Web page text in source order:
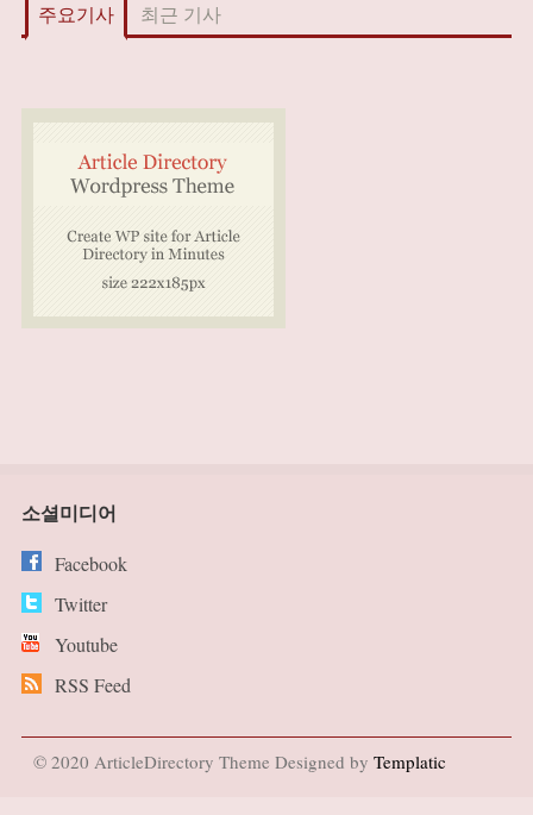
주요기사 최근 기사
소셜미디어
Facebook
Twitter
Youtube
RSS Feed
© 2020 ArticleDirectory Theme Designed by Templatic